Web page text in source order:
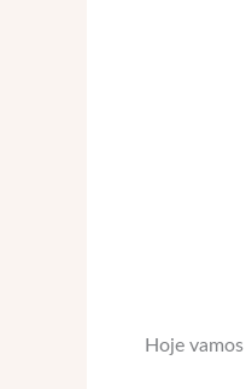
Hoje